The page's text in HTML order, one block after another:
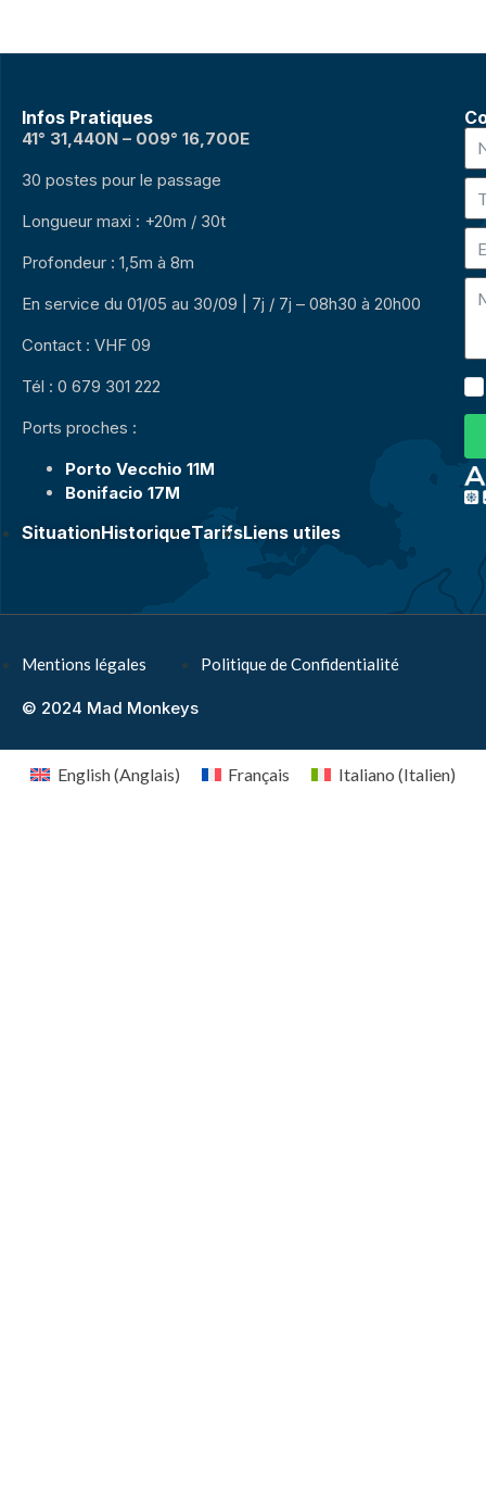
Infos Pratiques
41° 31,440N – 009° 16,700E
30 postes pour le passage
Longueur maxi : +20m / 30t
Profondeur : 1,5m à 8m
En service du 01/05 au 30/09 | 7j / 7j – 08h30 à 20h00
Contact : VHF 09
Tél : 0 679 301 222
Ports proches :
Porto Vecchio 11M
Bonifacio 17M
SituationHistoriqueTarifsLiens utiles
Mentions légales Politique de Confidentialité
© 2024 Mad Monkeys
English(Anglais) Français Italiano (Italien)